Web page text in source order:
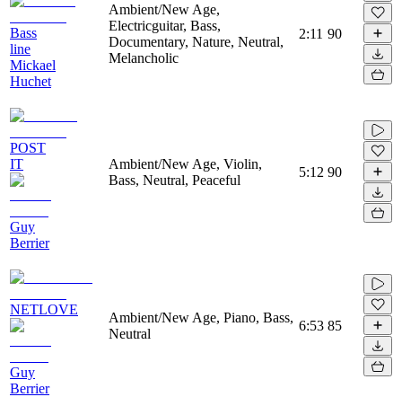
Bass
line
Mickael
Huchet
Ambient/New Age,
Electricguitar, Bass,
Documentary, Nature, Neutral,
Melancholic
2:11 90
POST
IT
Guy
Berrier
Ambient/New Age, Violin,
Bass, Neutral, Peaceful
5:12 90
NETLOVE
Guy
Berrier
Ambient/New Age, Piano, Bass,
Neutral
6:53 85